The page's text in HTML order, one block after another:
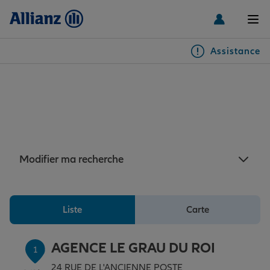
Assistance
Modifier ma recherche
Liste Carte
1 AGENCE LE GRAU DU ROI
24 RUE DE L'ANCIENNE POSTE